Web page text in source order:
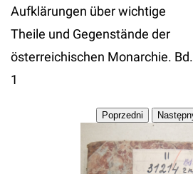
Aufklärungen über wichtige
Theile und Gegenstände der
österreichischen Monarchie. Bd.
1